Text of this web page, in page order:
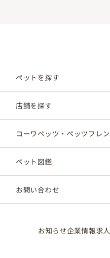
ペットを探す
店舗を探す
コーワペッツ・ペッツフレ
ペット図鑑
お問い合わせ
お知らせ企業情報求